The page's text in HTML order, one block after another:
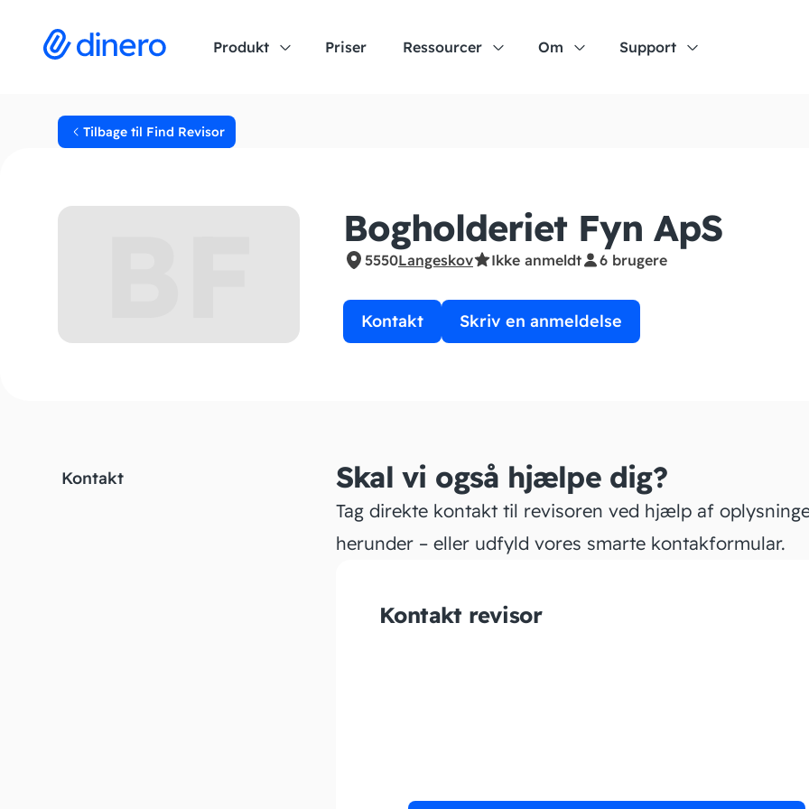
Produkt Priser Ressourcer Om Support
Tilbage til Find Revisor
Bogholderiet Fyn ApS
5550Langeskov Ikke anmeldt 6 brugere
Kontakt Skriv en anmeldelse
Kontakt Skal vi også hjælpe dig?
Tag direkte kontakt til revisoren ved hjælp af
herunder – eller udfyld vores smarte kontakformular.
Kontakt revisor